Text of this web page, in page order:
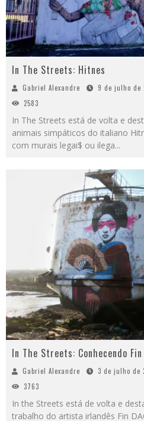
In The Streets: Hitnes
Gabriel Alexandre 9 de julho de
2583
In The Streets está de volta e
animais simpáticos do italiano
com murais legai$ ou ilega...
In The Streets: Conhecendo Fin
Gabriel Alexandre 3 de julho de
3763
In the Streets está de volta e
trabalho do artista irlandês Fin